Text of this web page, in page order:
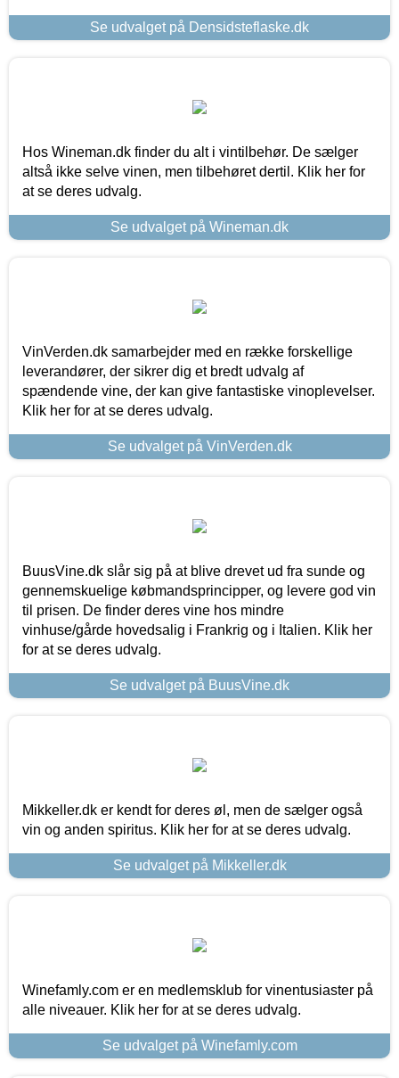
Se udvalget på Densidsteflaske.dk
Hos Wineman.dk finder du alt i vintilbehør. De sælger
altså ikke selve vinen, men tilbehøret dertil. Klik her for
at se deres udvalg.
Se udvalget på Wineman.dk
VinVerden.dk samarbejder med en række forskellige
leverandører, der sikrer dig et bredt udvalg af
spændende vine, der kan give fantastiske vinoplevelser.
Klik her for at se deres udvalg.
Se udvalget på VinVerden.dk
BuusVine.dk slår sig på at blive drevet ud fra sunde og
gennemskuelige købmandsprincipper, og levere god vin
til prisen. De finder deres vine hos mindre
vinhuse/gårde hovedsalig i Frankrig og i Italien. Klik her
for at se deres udvalg.
Se udvalget på BuusVine.dk
Mikkeller.dk er kendt for deres øl, men de sælger også
vin og anden spiritus. Klik her for at se deres udvalg.
Se udvalget på Mikkeller.dk
Winefamly.com er en medlemsklub for vinentusiaster på
alle niveauer. Klik her for at se deres udvalg.
Se udvalget på Winefamly.com